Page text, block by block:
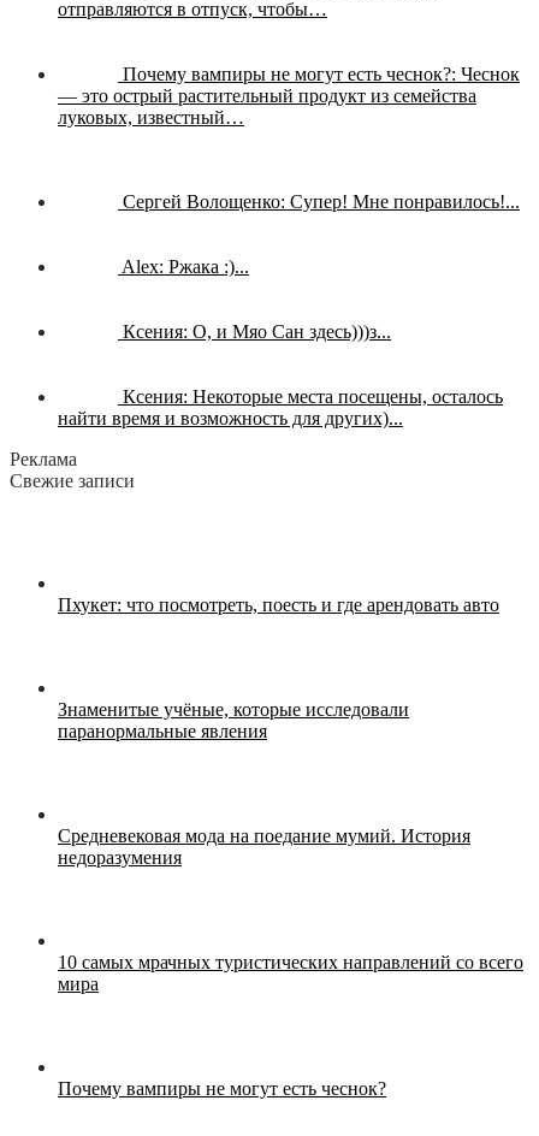
отправляются в отпуск, чтобы…
Почему вампиры не могут есть чеснок?: Чеснок
— это острый растительный продукт из семейства
луковых, известный…
Сергей Волощенко: Супер! Мне понравилось!...
Alex: Ржака :)...
Ксения: О, и Мяо Сан здесь)))з...
Ксения: Некоторые места посещены, осталось
найти время и возможность для других)...
Реклама
Свежие записи
Пхукет: что посмотреть, поесть и где арендовать авто
Знаменитые учёные, которые исследовали
паранормальные явления
Средневековая мода на поедание мумий. История
недоразумения
10 самых мрачных туристических направлений со всего
мира
Почему вампиры не могут есть чеснок?